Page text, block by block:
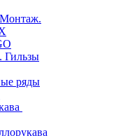
Гильзы
ряды